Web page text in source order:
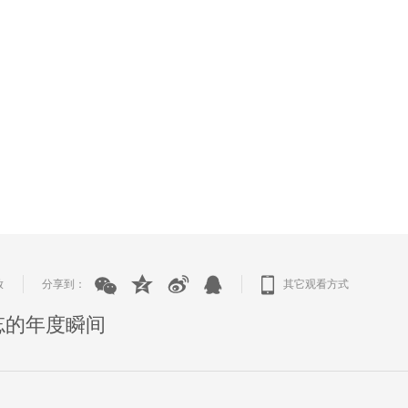
分享到： 其它观看方式
年度瞬间